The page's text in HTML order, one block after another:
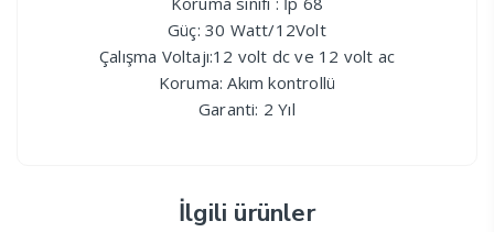
Güç: 30 Watt/12Volt
Çalışma Voltajı:12 volt dc ve 12 volt ac
Koruma: Akım kontrollü
Garanti: 2 Yıl
İlgili ürünler